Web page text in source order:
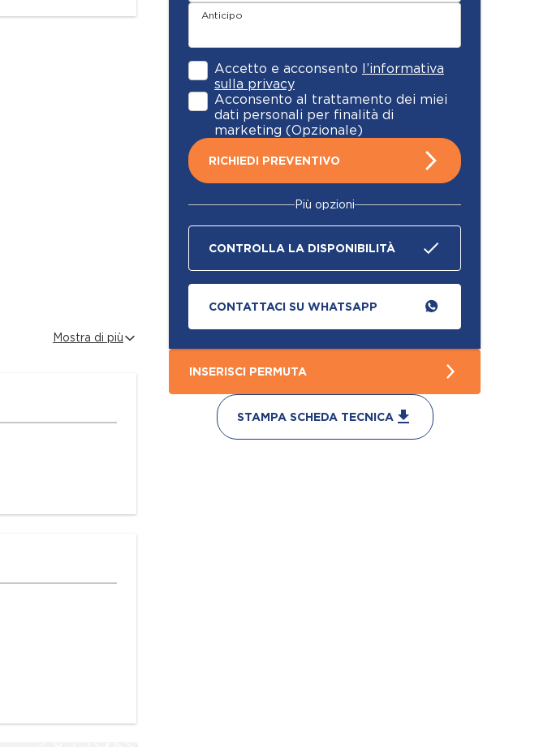
Anticipo
Accetto e acconsento l’informativa
sulla privacy
Acconsento al trattamento dei miei
dati personali per finalità di
marketing (Opzionale)
RICHIEDI PREVENTIVO
Più opzioni
CONTROLLA LA DISPONIBILITÀ
CONTATTACI SU WHATSAPP
INSERISCI PERMUTA
STAMPA SCHEDA TECNICA
Mostra di più